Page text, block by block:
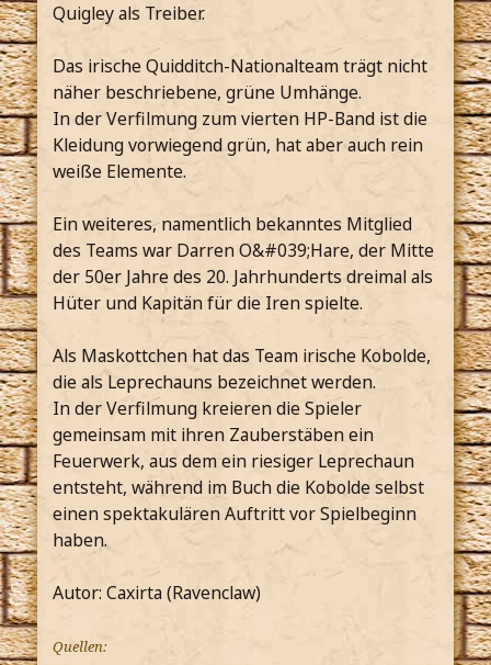
Quigley als Treiber.
Das irische Quidditch-Nationalteam trägt nicht
näher beschriebene, grüne Umhänge.
In der Verfilmung zum vierten HP-Band ist die
Kleidung vorwiegend grün, hat aber auch rein
weiße Elemente.
Ein weiteres, namentlich bekanntes Mitglied
des Teams war Darren O&#039;Hare, der Mitte
der 50er Jahre des 20. Jahrhunderts dreimal als
Hüter und Kapitän für die Iren spielte.
Als Maskottchen hat das Team irische Kobolde,
die als Leprechauns bezeichnet werden.
In der Verfilmung kreieren die Spieler
gemeinsam mit ihren Zauberstäben ein
Feuerwerk, aus dem ein riesiger Leprechaun
entsteht, während im Buch die Kobolde selbst
einen spektakulären Auftritt vor Spielbeginn
haben.
Autor: Caxirta (Ravenclaw)
Quellen: